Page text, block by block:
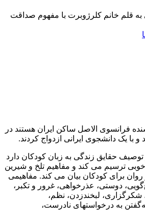
قلم خانم کلرژوبرت با مفهوم صداقت
فرانسوی الاصل ساکن ایران هستند در
حقایق زندگی به زبان کودکان دارد
خوبی ترسیم می کند و مفاهیم تلخ و شیرین
روان برای کودکان بیان می کند. مفاهیمی
دوستی، عذرخواهی، غرور و تکبر،
شکرگزاری، لبخندزدن، نظم،
به درخواستهای نادرست،